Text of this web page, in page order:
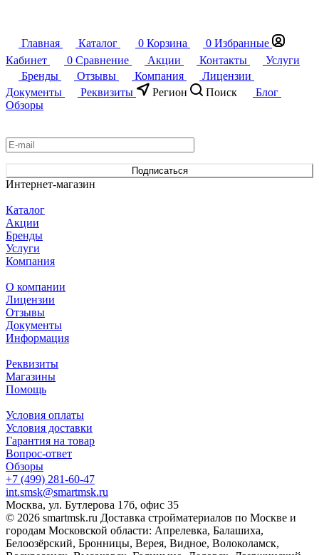
Главная Каталог 0 Корзина 0 Избранные
Кабинет
0 Сравнение Акции Контакты
Услуги
Бренды
Отзывы Компания
Лицензии
Документы
Реквизиты Регион Поиск
Блог
Обзоры
Подписаться
Интернет-магазин
Каталог
Акции
Бренды
Услуги
Компания
О компании
Лицензии
Отзывы
Документы
Информация
Реквизиты
Магазины
Помощь
Условия оплаты
Условия доставки
Гарантия на товар
Вопрос-ответ
Обзоры
+7 (499) 281-60-47
int.smsk@smartmsk.ru
Москва, ул. Бутлерова 17б, офис 35
© 2026 smartmsk.ru Доставка стройматериалов по Москве и
городам Московской области: Апрелевка, Балашиха,
Белоозёрский, Бронницы, Верея, Видное, Волоколамск,